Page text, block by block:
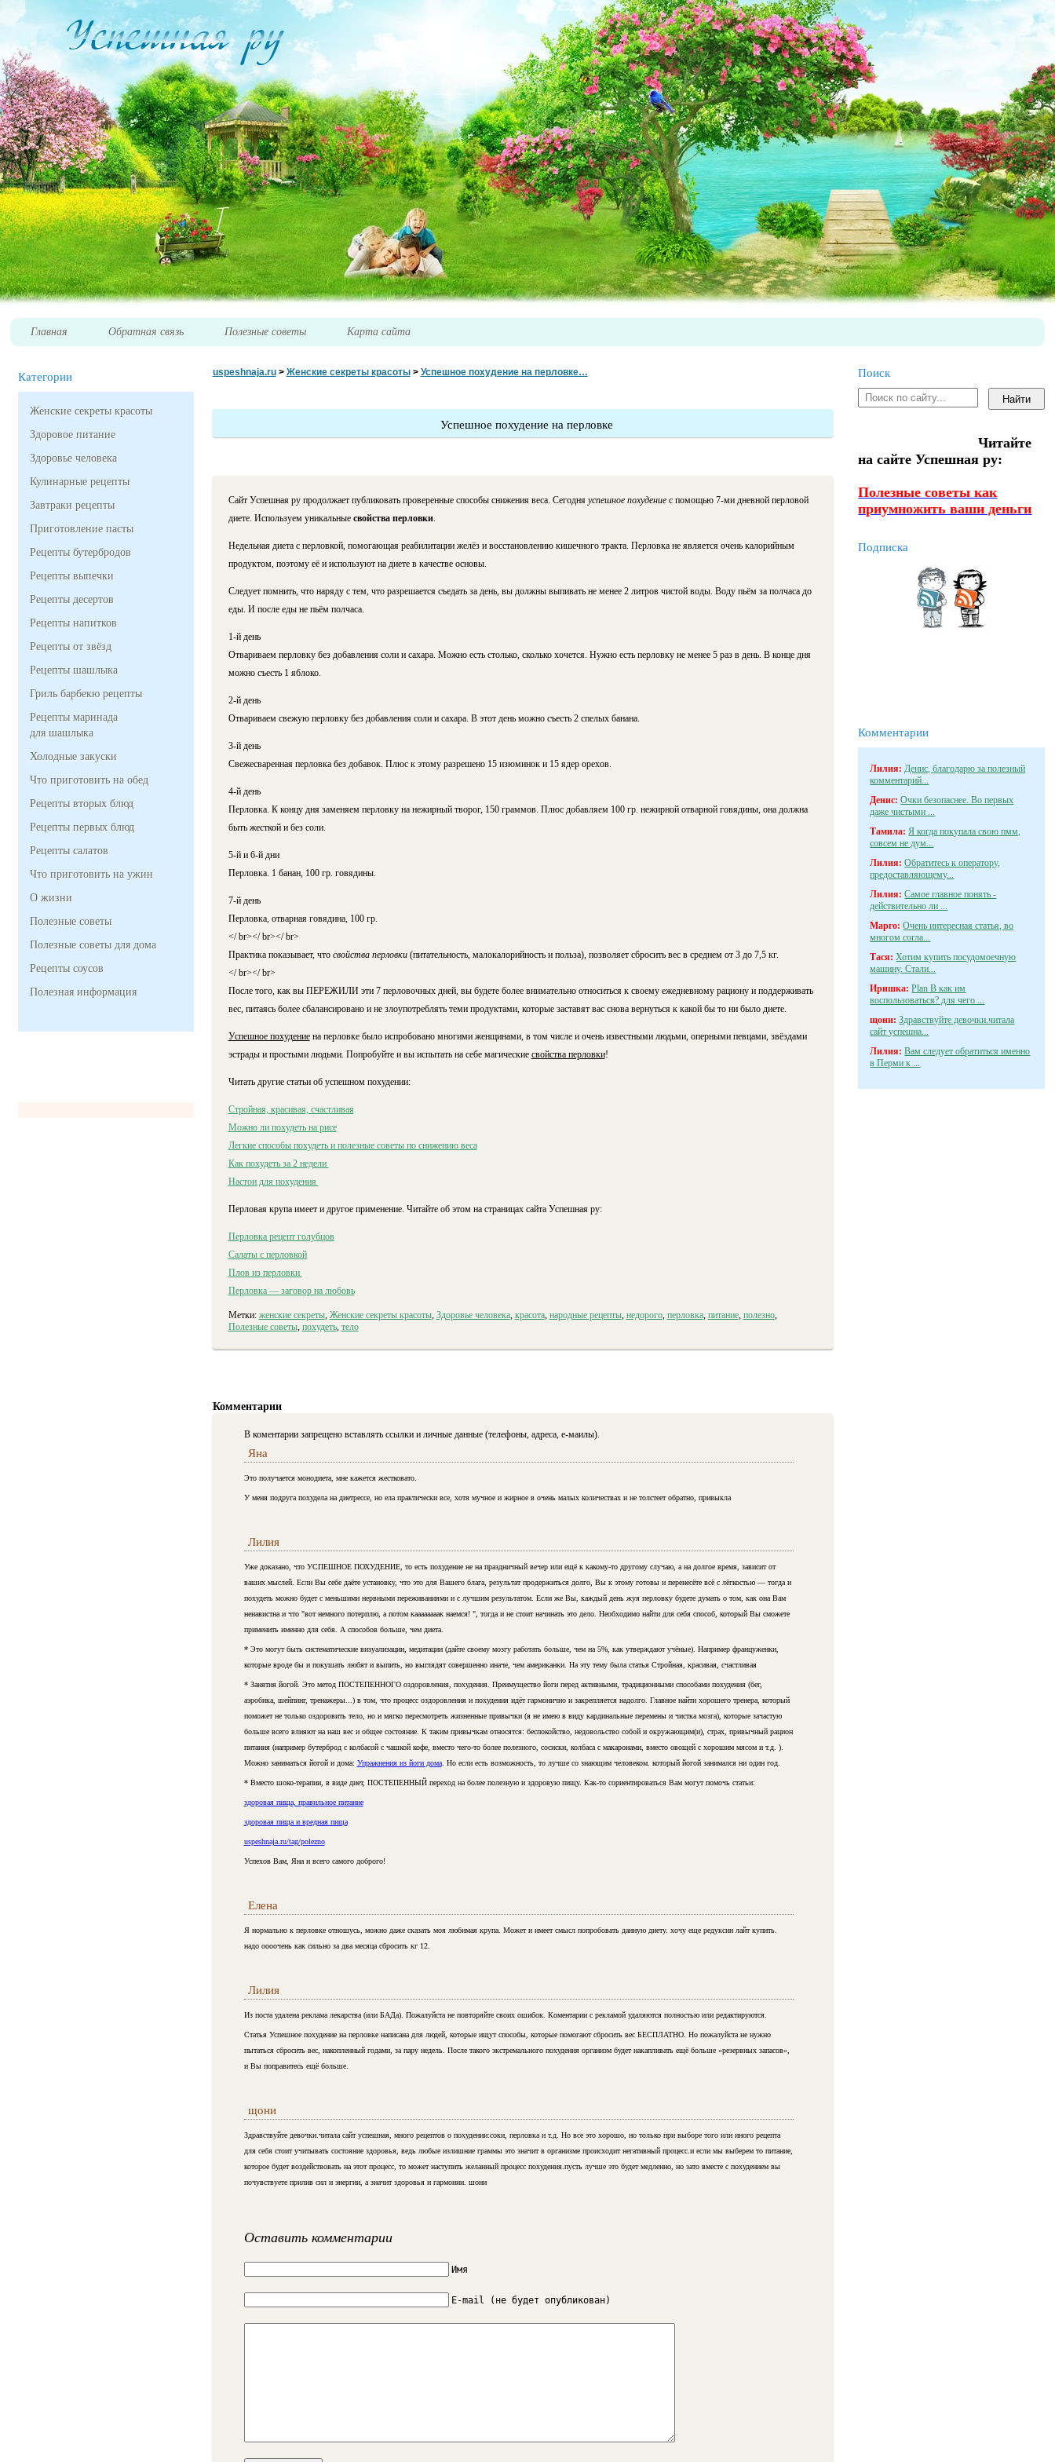
Главная Обратная связь Полезные советы Карта сайта
Категории
Женские секреты красоты
Здоровое питание
Здоровье человека
Кулинарные рецепты
Завтраки рецепты
Приготовление пасты
Рецепты бутербродов
Рецепты выпечки
Рецепты десертов
Рецепты напитков
Рецепты от звёзд
Рецепты шашлыка
Гриль барбекю рецепты
Рецепты маринада
для шашлыка
Холодные закуски
Что приготовить на обед
Рецепты вторых блюд
Рецепты первых блюд
Рецепты салатов
Что приготовить на ужин
О жизни
Полезные советы
Полезные советы для дома
Рецепты соусов
Полезная информация
uspeshnaja.ru> Женские секреты красоты> Успешное похудение на перловке…
Успешное похудение на перловке
Сайт Успешная ру продолжает публиковать проверенные способы снижения веса. Сегодня успешное похудениес помощью 7-ми дневной перловой
диете. Используем уникальные свойства перловки.
Недельная диета с перловкой, помогающая реабилитации желёз и восстановлению кишечного тракта. Перловка не является очень калорийным
продуктом, поэтому её и используют на диете в качестве основы.
Следует помнить, что наряду с тем, что разрешается съедать за день, вы должны выпивать не менее 2 литров чистой воды. Воду пьём за полчаса до
еды. И после еды не пьём полчаса.
1-й день
Отвариваем перловку без добавления соли и сахара. Можно есть столько, сколько хочется. Нужно есть перловку не менее 5 раз в день. В конце дня
можно съесть 1 яблоко.
2-й день
Отвариваем свежую перловку без добавления соли и сахара. В этот день можно съесть 2 спелых банана.
3-й день
Свежесваренная перловка без добавок. Плюс к этому разрешено 15 изюминок и 15 ядер орехов.
4-й день
Перловка. К концу дня заменяем перловку на нежирный творог, 150 граммов. Плюс добавляем 100 гр. нежирной отварной говядины, она должна
быть жесткой и без соли.
5-й и 6-й дни
Перловка. 1 банан, 100 гр. говядины.
7-й день
Перловка, отварная говядина, 100 гр.
</ br></ br></ br>
Практика показывает, что свойства перловки(питательность, малокалорийность и польза), позволяет сбросить вес в среднем от 3 до 7,5 кг.
</ br></ br>
После того, как вы ПЕРЕЖИЛИ эти 7 перловочных дней, вы будете более внимательно относиться к своему ежедневному рациону и поддерживать
вес, питаясь более сбалансировано и не злоупотреблять теми продуктами, которые заставят вас снова вернуться к какой бы то ни было диете.
Успешное похудениена перловке было испробовано многими женщинами, в том числе и очень известными людьми, оперными певцами, звёздами
эстрады и простыми людьми. Попробуйте и вы испытать на себе магические свойства перловки!
Читать другие статьи об успешном похудении:
Cтройная, красивая, счастливая
Можно ли похудеть на рисе
Легкие способы похудеть и полезные советы по снижению веса
Как похудеть за 2 недели
Настои для похудения
Перловая крупа имеет и другое применение. Читайте об этом на страницах сайта Успешная ру:
Перловка рецепт голубцов
Салаты с перловкой
Плов из перловки
Перловка — заговор на любовь
Метки: женские секреты, Женские секреты красоты, Здоровье человека, красота, народные рецепты, недорого, перловка, питание, полезно,
Полезные советы, похудеть, тело
Комментарии
В коментарии запрещено вставлять ссылки и личные данные (телефоны, адреса, е-маилы).
Яна
Это получается монодиета, мне кажется жестковато.
У меня подруга похудела на диетрессе, но ела практически все, хотя мучное и жирное в очень малых количествах и не толстеет обратно, привыкла
Лилия
Уже доказано, что УСПЕШНОЕ ПОХУДЕНИЕ, то есть похудение не на праздничный вечер или ещё к какому-тодругому случаю, а на долгое время, зависит от
ваших мыслей. Если Вы себе даёте установку, что это для Вашего блага, результат продержиться долго, Вы к этому готовы и перенесёте всё с лёгкостью — тогда и
похудеть можно будет с меньшими нервными переживаниями и с лучшим результатом. Если же Вы, каждый день жуя перловку будете думать о том, как она Вам
ненавистна и что "вот немного потерплю, а потом каааааааак наемся! ", тогда и не стоит начинать это дело. Необходимо найти для себя способ, который Вы сможете
применить именно для себя. А способов больше, чем диета.
* Это могут быть систематические визуализации, медитации (дайте своему мозгу работать больше, чем на 5%, как утверждают учёные). Например француженки,
которые вроде бы и покушать любят и выпить, но выглядят совершенно иначе, чем американки. На эту тему была статья Cтройная, красивая, счастливая
* Занятия йогой. Это метод ПОСТЕПЕННОГО оздоровления, похудения. Преимущество йоги перед активными, традиционными способами похудения (бег,
аэробика, шейпинг, тренажеры...) в том, что процесс оздоровления и похудения идёт гармонично и закрепляется надолго. Главное найти хорошего тренера, который
поможет не только оздоровить тело, но и мягко пересмотреть жизненные привычки (я не имею в виду кардинальные перемены и чистка мозга), которые зачастую
больше всего влияют на наш вес и общее состояние. К таким привычкам относятся: беспокойство, недовольство собой и окружающим(и), страх, привычный рацион
питания (например бутерброд с колбасой с чашкой кофе, вместо чего-тоболее полезного, сосиски, колбаса с макаронами, вместо овощей с хорошим мясом и т.д. ).
Можно заниматься йогой и дома: Упражнения из йоги дома. Но если есть возможность, то лучше со знающим человеком. который йогой занимался ни один год.
* Вместо шоко-терапии, в виде диет, ПОСТЕПЕННЫЙ переход на более полезную и здоровую пищу. Как-тосориентироваться Вам могут помочь статьи:
здоровая пища, правильное питание
здоровая пища и вредная пища
uspeshnaja.ru/tag/polezno
Успехов Вам, Яна и всего самого доброго!
Елена
Я нормально к перловке отношусь, можно даже сказать моя любимая крупа. Может и имеет смысл попробовать данную диету. хочу еще редуксин лайт купить.
надо оооочень как сильно за два месяца сбросить кг 12.
Лилия
Из поста удалена реклама лекарства (или БАДа). Пожалуйста не повторяйте своих ошибок. Коментарии с рекламой удаляются полностью или редактируются.
Статья Успешное похудение на перловке написана для людей, которые ищут способы, которые помогают сбросить вес БЕСПЛАТНО. Но пожалуйста не нужно
пытаться сбросить вес, накопленный годами, за пару недель. После такого экстремального похудения организм будет накапливать ещё больше «резервных запасов»,
и Вы поправитесь ещё больше.
щони
Здравствуйте девочки.читала сайт успешная, много рецептов о похудении:соки, перловка и т.д. Но все это хорошо, но только при выборе того или иного рецепта
для себя стоит учитывать состояние здоровья, ведь любые излишние граммы это значит в организме происходит негативный процесс.и если мы выберем то питание,
которое будет воздействовать на этот процесс, то может наступить желанный процесс похудения.пусть лучше это будет медленно, но зато вместе с похудением вы
почувствуете прилив сил и энергии, а значит здоровья и гармонии. шони
Оставить комментарии
Имя
E-mail (не будет опубликован)
Поиск
Читайте
на сайте Успешная ру:
Полезные советы как
приумножить ваши деньги
Подписка
Комментарии
Лилия: Денис, благодарю за полезный
комментарий...
Денис: Очки безопаснее. Во первых
даже чистыми ...
Тамила: Я когда покупала свою пмм,
совсем не дум...
Лилия: Обратитесь к оператору,
предоставляющему...
Лилия: Самое главное понять -
действительно ли ...
Марго: Очень интересная статья, во
многом согла...
Тася: Хотим купить посудомоечную
машину. Стали...
Иришка: Plan B как им
воспользоваться? для чего ...
щони: Здравствуйте девочки.читала
сайт успешна...
Лилия: Вам следует обратиться именно
в Перми к ...